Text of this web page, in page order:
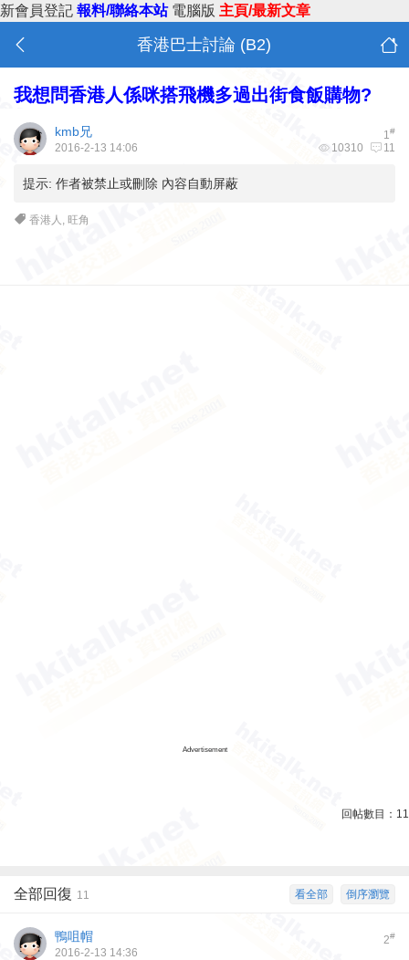
新會員登記 報料/聯絡本站 電腦版 主頁/最新文章
香港巴士討論 (B2)
我想問香港人係咪搭飛機多過出街食飯購物?
1#
kmb兄
10310 11
2016-2-13 14:06
提示: 作者被禁止或刪除 內容自動屏蔽
香港人 , 旺角
Advertisement
回帖數目： 11
倒序瀏覽
看全部
全部回復 11
2#
鴨咀帽
2016-2-13 14:36